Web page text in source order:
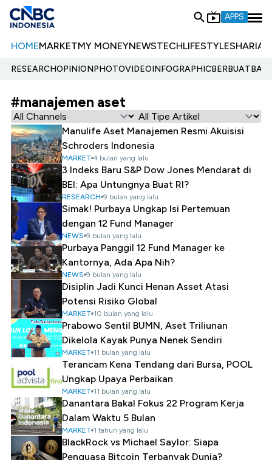
APPS
HOMEMARKETMY MONEYNEWSTECHLIFESTYLESHARIA
RESEARCHOPINIONPHOTOVIDEOINFOGRAPHIC
#manajemen aset
Manulife Aset Manajemen Resmi Akuisisi
Schroders Indonesia
MARKET 4 bulan yang lalu
3 Indeks Baru S&P Dow Jones Mendarat di
BEI: Apa Untungnya Buat RI?
RESEARCH 9 bulan yang lalu
Simak! Purbaya Ungkap Isi Pertemuan
dengan 12 Fund Manager
NEWS 9 bulan yang lalu
Purbaya Panggil 12 Fund Manager ke
Kantornya, Ada Apa Nih?
NEWS 9 bulan yang lalu
Disiplin Jadi Kunci Henan Asset Atasi
Potensi Risiko Global
MARKET 10 bulan yang lalu
Prabowo Sentil BUMN, Aset Triliunan
Dikelola Kayak Punya Nenek Sendiri
MARKET 11 bulan yang lalu
Terancam Kena Tendang dari Bursa, POOL
Ungkap Upaya Perbaikan
MARKET 11 bulan yang lalu
Danantara Bakal Fokus 22 Program Kerja
Dalam Waktu 5 Bulan
MARKET 1 tahun yang lalu
BlackRock vs Michael Saylor: Siapa
Penguasa Bitcoin Terbanyak Dunia?